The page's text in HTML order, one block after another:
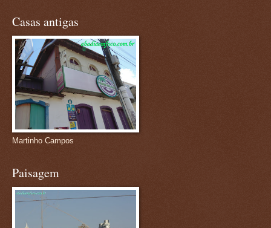
Casas antigas
Martinho Campos
Paisagem